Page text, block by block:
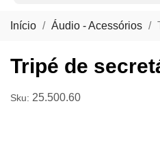
Início Áudio - Acessórios
Tripé de
Sku: 25.500.60